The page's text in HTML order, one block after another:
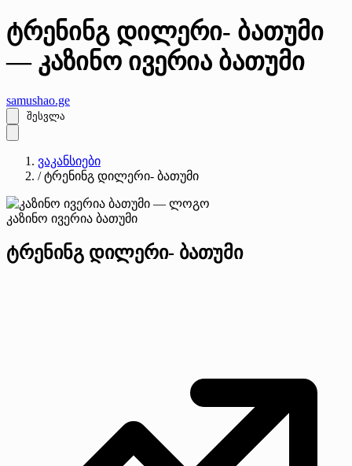
ტრენინგ დილერი- ბათუმი
— კაზინო ივერია ბათუმი
samushao.ge
შესვლა
ვაკანსიები
/ ტრენინგ დილერი- ბათუმი
კაზინო ივერია ბათუმი
ტრენინგ დილერი- ბათუმი